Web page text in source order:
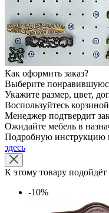
Как оформить заказ?
Выберите
Укажите размер, цвет,
Воспользуйтесь
Менеджер подтвердит
Ожидайте мебель в
Подробную инструкцию
здесь
К этому товару подойдёт
-10%